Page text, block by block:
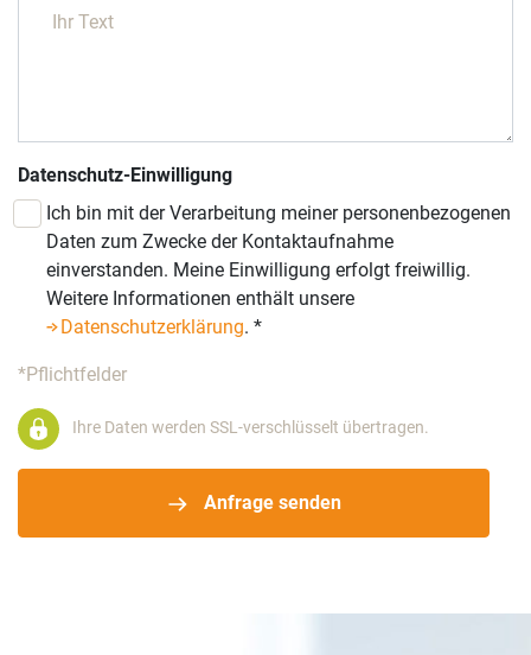
Datenschutz-Einwilligung
Ich bin mit der Verarbeitung meiner personenbezogenen
Daten zum Zwecke der Kontaktaufnahme
einverstanden. Meine Einwilligung erfolgt freiwillig.
Weitere Informationen enthält unsere
Datenschutzerklärung. *
*Pflichtfelder
Anfrage senden
Ihre Daten werden SSL-verschlüsselt übertragen.